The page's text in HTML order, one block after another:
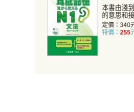
本書由淺
的意思和
讀，眼耳
定價：340
特價： 255